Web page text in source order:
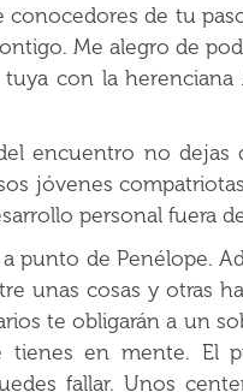
conocedores de tu
Me alegro de
con la herenciana
encuentro no dejas
jóvenes
personal fuera
punto de Penélope.
unas cosas y otras
te obligarán a un
en mente. El
fallar. Unos